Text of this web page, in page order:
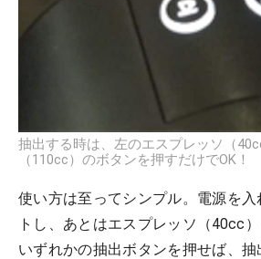
抽出する時は、左のエスプレッソ（
（110cc）のボタンを押すだけでOK！
使い方は至ってシンプル。電源を
トし、あとはエスプレッソ（40cc
いずれかの抽出ボタンを押せば、